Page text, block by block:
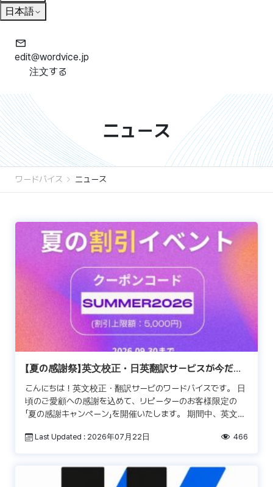
日本語
edit@wordvice.jp
注文する
ニュース
ワードバイス ニュース
【夏の感謝祭】英文校正・日英翻訳サービスが今だけ
50%OFF！
こんにちは！英文校正・翻訳サービのワードバイスです。 日
頃のご愛顧への感謝を込めて、リピーターのお客様限定の
「夏の感謝キャンペーン」を開催いたします。 期間中、英文校
Last Updated : 2026年07月22日 466